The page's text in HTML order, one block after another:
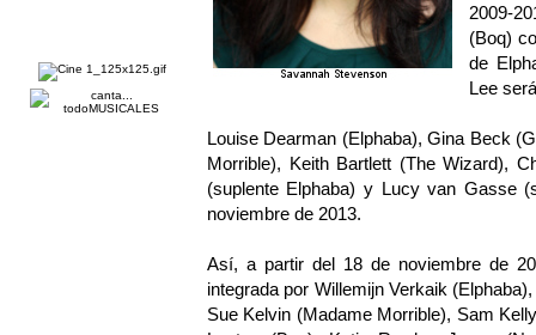
2009-
(Boq)
de
Lee
Louise Dearman (Elphaba), Gina Beck
Morrible), Keith Bartlett (The Wizard),
(suplente Elphaba) y Lucy van Gasse
noviembre de 2013.
Así, a partir del 18 de noviembre de
integrada por Willemijn Verkaik
Sue Kelvin (Madame Morrible), Sam